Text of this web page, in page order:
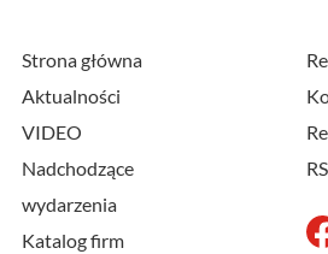
Strona główna
Aktualności
VIDEO
Nadchodzące
wydarzenia
Katalog firm